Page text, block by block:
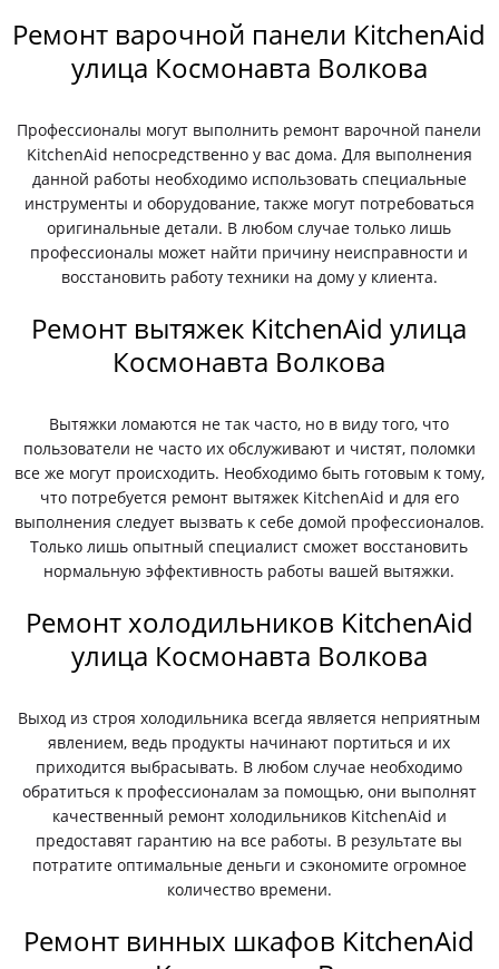
Ремонт варочной панели KitchenAid
улица Космонавта Волкова
Профессионалы могут выполнить ремонт варочной панели
KitchenAid непосредственно у вас дома. Для выполнения
данной работы необходимо использовать специальные
инструменты и оборудование, также могут потребоваться
оригинальные детали. В любом случае только лишь
профессионалы может найти причину неисправности и
восстановить работу техники на дому у клиента.
Ремонт вытяжек KitchenAid улица
Космонавта Волкова
Вытяжки ломаются не так часто, но в виду того, что
пользователи не часто их обслуживают и чистят, поломки
все же могут происходить. Необходимо быть готовым к тому,
что потребуется ремонт вытяжек KitchenAid и для его
выполнения следует вызвать к себе домой профессионалов.
Только лишь опытный специалист сможет восстановить
нормальную эффективность работы вашей вытяжки.
Ремонт холодильников KitchenAid
улица Космонавта Волкова
Выход из строя холодильника всегда является неприятным
явлением, ведь продукты начинают портиться и их
приходится выбрасывать. В любом случае необходимо
обратиться к профессионалам за помощью, они выполнят
качественный ремонт холодильников KitchenAid и
предоставят гарантию на все работы. В результате вы
потратите оптимальные деньги и сэкономите огромное
количество времени.
Ремонт винных шкафов KitchenAid